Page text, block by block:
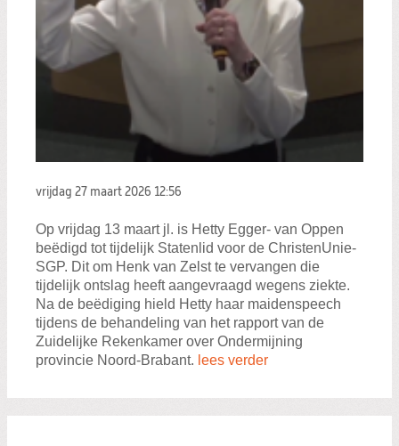
vrijdag 27 maart 2026 12:56
Op vrijdag 13 maart jl. is Hetty Egger- van Oppen
beëdigd tot tijdelijk Statenlid voor de ChristenUnie-
SGP. Dit om Henk van Zelst te vervangen die
tijdelijk ontslag heeft aangevraagd wegens ziekte.
Na de beëdiging hield Hetty haar maidenspeech
tijdens de behandeling van het rapport van de
Zuidelijke Rekenkamer over Ondermijning
provincie Noord-Brabant. lees verder